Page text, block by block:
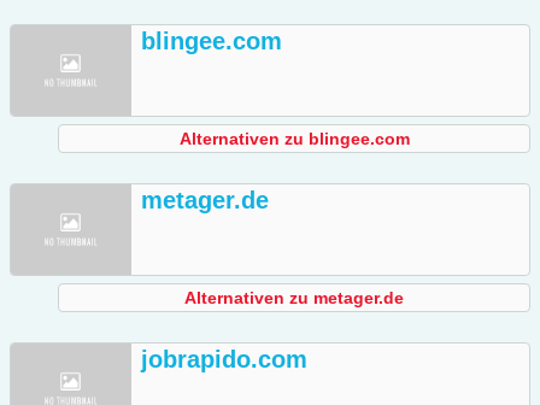
blingee.com
Alternativen zu blingee.com
metager.de
Alternativen zu metager.de
jobrapido.com